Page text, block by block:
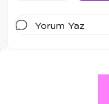
Yorum Yaz